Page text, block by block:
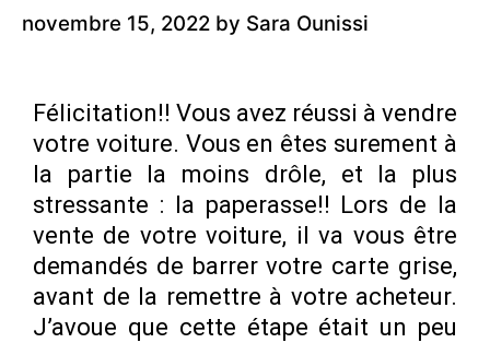
novembre 15, 2022 by Sara Ounissi
Félicitation!! Vous avez réussi à vendre
votre voiture. Vous en êtes surement à
la partie la moins drôle, et la plus
stressante : la paperasse!! Lors de la
vente de votre voiture, il va vous être
demandés de barrer votre carte grise,
avant de la remettre à votre acheteur.
J’avoue que cette étape était un peu